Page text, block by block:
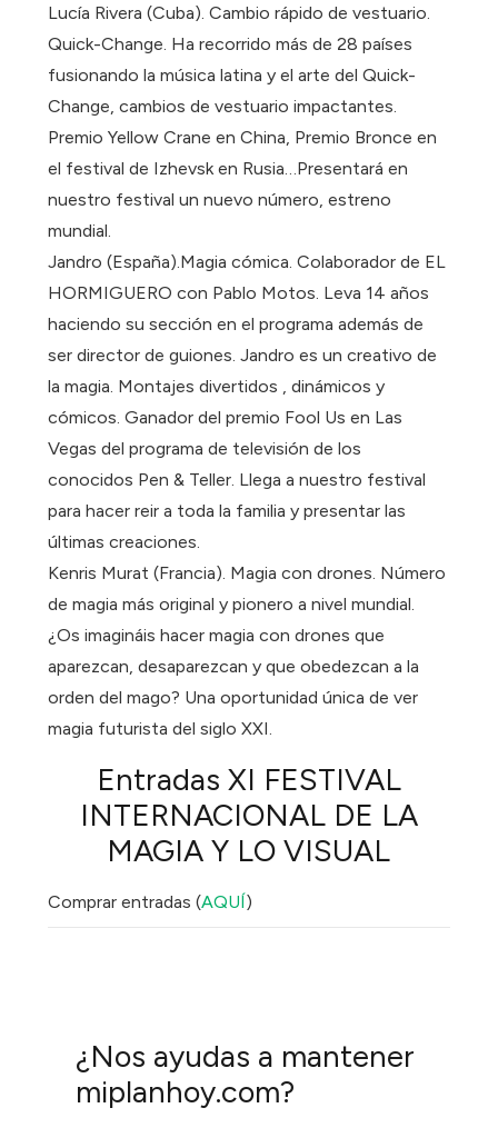
Lucía Rivera (Cuba). Cambio rápido de vestuario.
Quick-Change. Ha recorrido más de 28 países
fusionando la música latina y el arte del Quick-
Change, cambios de vestuario impactantes.
Premio Yellow Crane en China, Premio Bronce en
el festival de Izhevsk en Rusia…Presentará en
nuestro festival un nuevo número, estreno
mundial.
Jandro (España).Magia cómica. Colaborador de EL
HORMIGUERO con Pablo Motos. Leva 14 años
haciendo su sección en el programa además de
ser director de guiones. Jandro es un creativo de
la magia. Montajes divertidos , dinámicos y
cómicos. Ganador del premio Fool Us en Las
Vegas del programa de televisión de los
conocidos Pen & Teller. Llega a nuestro festival
para hacer reir a toda la familia y presentar las
últimas creaciones.
Kenris Murat (Francia). Magia con drones. Número
de magia más original y pionero a nivel mundial.
¿Os imagináis hacer magia con drones que
aparezcan, desaparezcan y que obedezcan a la
orden del mago? Una oportunidad única de ver
magia futurista del siglo XXI.
Entradas XI FESTIVAL
INTERNACIONAL DE LA
MAGIA Y LO VISUAL
Comprar entradas (AQUÍ)
¿Nos ayudas a mantener
miplanhoy.com?